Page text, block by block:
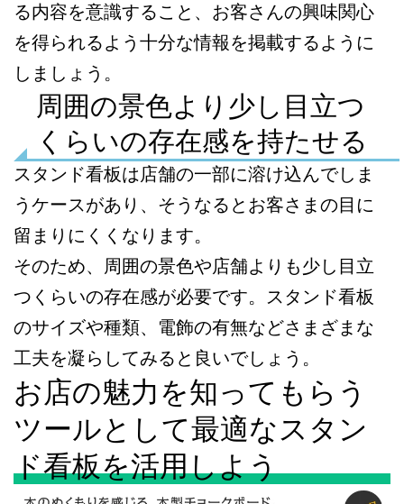
る内容を意識すること、お客さんの興味関心
を得られるよう十分な情報を掲載するように
しましょう。
周囲の景色より少し目立つ
くらいの存在感を持たせる
スタンド看板は店舗の一部に溶け込んでしま
うケースがあり、そうなるとお客さまの目に
留まりにくくなります。
そのため、周囲の景色や店舗よりも少し目立
つくらいの存在感が必要です。スタンド看板
のサイズや種類、電飾の有無などさまざまな
工夫を凝らしてみると良いでしょう。
お店の魅力を知ってもらう
ツールとして最適なスタン
ド看板を活用しよう